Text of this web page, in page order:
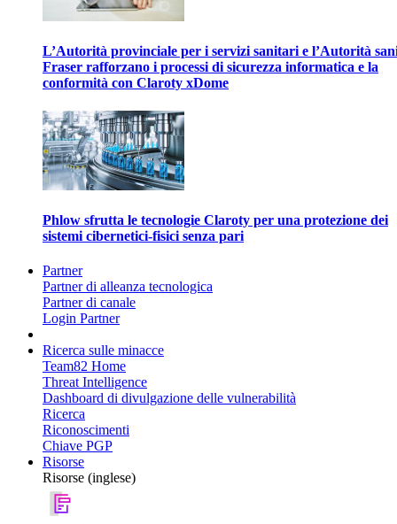
L’Autorità provinciale per i servizi sanitari e l’Autorità
Fraser rafforzano i processi di sicurezza informatica e la
conformità con Claroty xDome
Phlow sfrutta le tecnologie Claroty per una protezione dei
sistemi cibernetici-fisici senza pari
Partner
Partner di alleanza tecnologica
Partner di canale
Login Partner
Ricerca sulle minacce
Team82 Home
Threat Intelligence
Dashboard di divulgazione delle vulnerabilità
Ricerca
Riconoscimenti
Chiave PGP
Risorse
Risorse (inglese)